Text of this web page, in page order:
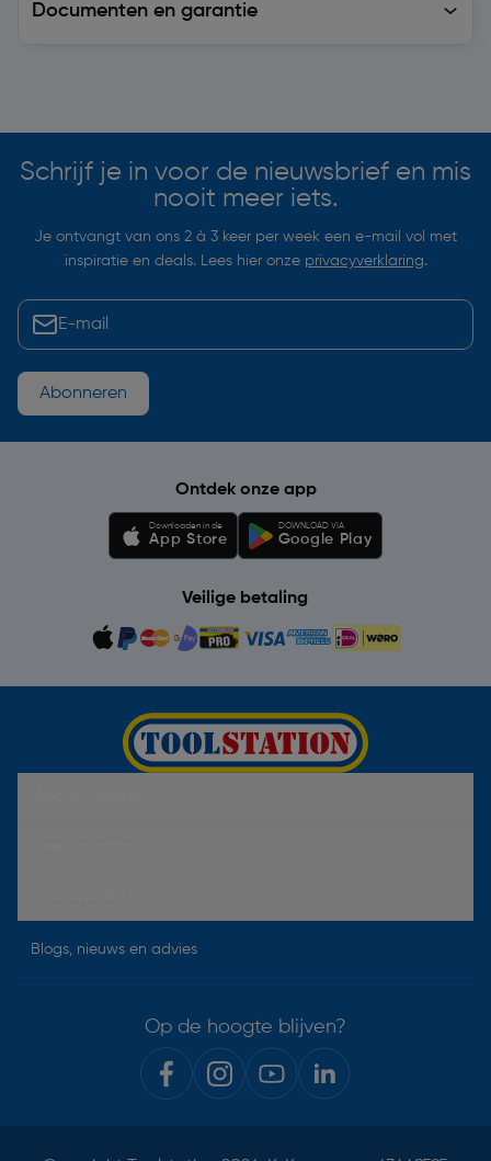
Documenten en garantie
Schrijf je in voor de nieuwsbrief en mis
nooit meer iets.
Je ontvangt van ons 2 à 3 keer per week een e-mail vol met
inspiratie en deals. Lees hier onze privacyverklaring.
Abonneren
Ontdek onze app
Downloaden in de
App Store
DOWNLOAD VIA
Google Play
Veilige betaling
Blogs, nieuws en advies
Op de hoogte blijven?